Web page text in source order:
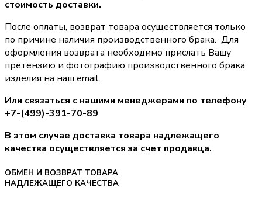
стоимость доставки.
После оплаты, возврат товара осуществляется только
по причине наличия производственного брака. Для
оформления возврата необходимо прислать Вашу
претензию и фотографию производственного брака
изделия на наш email.
Или связаться с нашими менеджерами по телефону
+7-(499)-391-70-89
В этом случае доставка товара надлежащего
качества осуществляется за счет продавца.
ОБМЕН И ВОЗВРАТ ТОВАРА
НАДЛЕЖАЩЕГО КАЧЕСТВА